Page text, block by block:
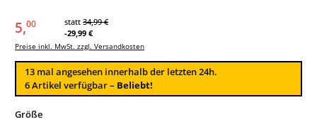
5,00 statt 34,99 €
-29,99 €
Preise inkl. MwSt. zzgl. Versandkosten
13 mal angesehen innerhalb der letzten 24h.
6 Artikel verfügbar – Beliebt!
Größeauswählen